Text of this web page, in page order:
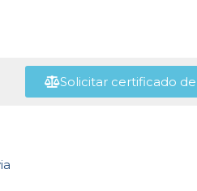
Solicitar certificado